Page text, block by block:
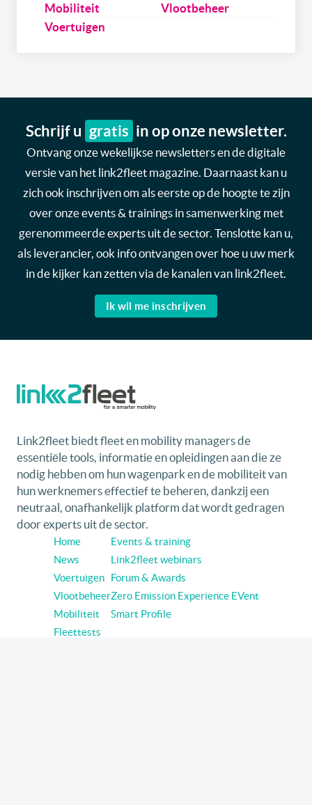
Mobiliteit
Vlootbeheer
Voertuigen
Schrijf u gratis in op onze newsletter.
Ontvang onze wekelijkse newsletters en de digitale
versie van het link2fleet magazine. Daarnaast kan u
zich ook inschrijven om als eerste op de hoogte te zijn
over onze events & trainings in samenwerking met
gerenommeerde experts uit de sector. Tenslotte kan u,
als leverancier, ook info ontvangen over hoe u uw merk
in de kijker kan zetten via de kanalen van link2fleet.
Ik wil me inschrijven
Link2fleet biedt fleet en mobility managers de
essentiële tools, informatie en opleidingen aan die ze
nodig hebben om hun wagenpark en de mobiliteit van
hun werknemers effectief te beheren, dankzij een
neutraal, onafhankelijk platform dat wordt gedragen
door experts uit de sector.
Home
News
Voertuigen
Vlootbeheer
Mobiliteit
Fleettests
Events & training
Link2fleet webinars
Forum & Awards
Zero Emission Experience EVent
Smart Profile